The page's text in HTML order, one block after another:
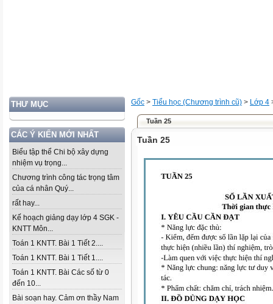
THƯ MỤC
CÁC Ý KIẾN MỚI NHẤT
Biểu tập thể Chi bộ xây dựng
nhiệm vụ trọng...
Chương trình công tác trọng tâm
của cá nhân Quý...
rất hay...
Kế hoạch giảng dạy lớp 4 SGK -
KNTT Môn...
Toán 1 KNTT. Bài 1 Tiết 2....
Toán 1 KNTT. Bài 1 Tiết 1....
Toán 1 KNTT. Bài Các số từ 0
đến 10...
Bài soạn hay. Cảm ơn thầy Nam
Gốc > Tiểu học (Chương trình cũ) > Lớp 4
Tuần 25
Tuần 25